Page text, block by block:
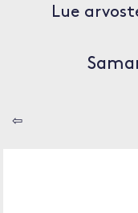
Lue
⇦